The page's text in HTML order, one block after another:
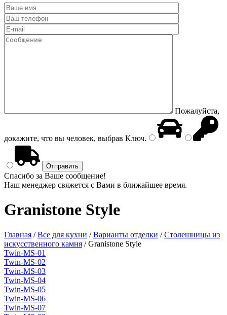
Пожалуйста,
докажите, что вы человек, выбрав Ключ.
Спасибо за Ваше сообщение!
Наш менеджер свяжется с Вами в ближайшее время.
Granistone Style
Главная /Все для кухни /Варианты отделки /Столешницы из
искусственного камня /Granistone Style
Twin-MS-01
Twin-MS-02
Twin-MS-03
Twin-MS-04
Twin-MS-05
Twin-MS-06
Twin-MS-07